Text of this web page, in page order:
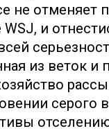
не отменяет
и
из веток и
серого